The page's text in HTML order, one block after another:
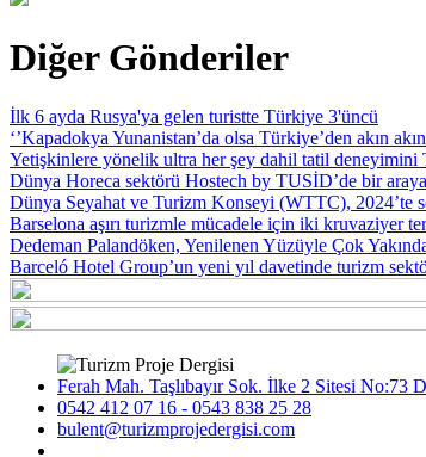
Diğer Gönderiler
İlk 6 ayda Rusya'ya gelen turistte Türkiye 3'üncü
‘’Kapadokya Yunanistan’da olsa Türkiye’den akın
Yetişkinlere yönelik ultra her şey dahil tatil deneyimini
Dünya Horeca sektörü Hostech by TUSİD’de bir
Dünya Seyahat ve Turizm Konseyi (WTTC), 2024’te
Barselona aşırı turizmle mücadele için iki kruvaziyer
Dedeman Palandöken, Yenilenen Yüzüyle Çok
Barceló Hotel Group’un yeni yıl davetinde turizm
Ferah Mah. Taşlıbayır Sok. İlke 2 Sitesi No:73
0542 412 07 16 - 0543 838 25 28
bulent@turizmprojedergisi.com